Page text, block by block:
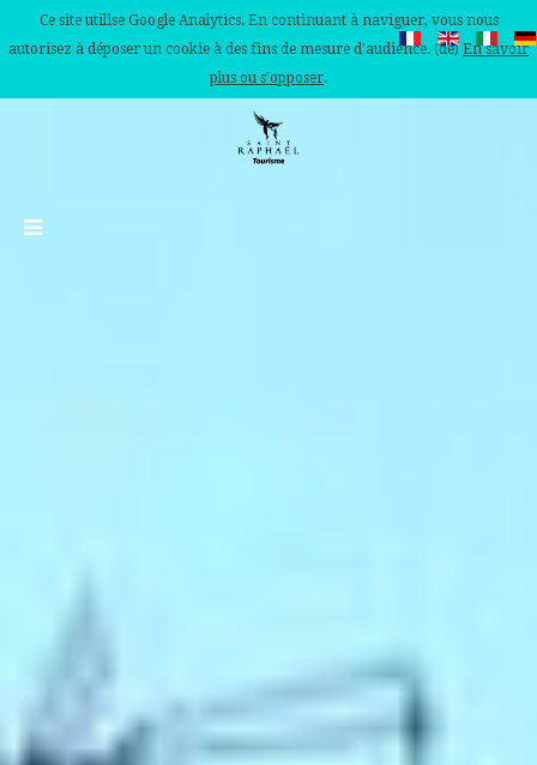
Ce site utilise Google Analytics. En continuant à naviguer, vous nous
autorisez à déposer un cookie à des fins de mesure d'audience. (de) En savoir
plus ou s'opposer.